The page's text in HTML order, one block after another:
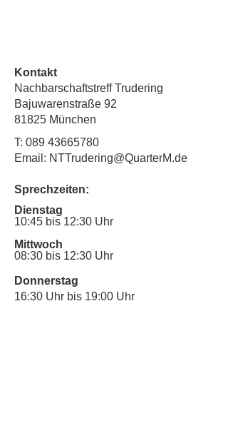
Kontakt
Nachbarschaftstreff Trudering
Bajuwarenstraße 92
81825 München
T: 089 43665780
Email: NTTrudering@QuarterM.de
Sprechzeiten:
Dienstag
10:45 bis 12:30 Uhr
Mittwoch
08:30 bis 12:30 Uhr
Donnerstag
16:30 Uhr bis 19:00 Uhr